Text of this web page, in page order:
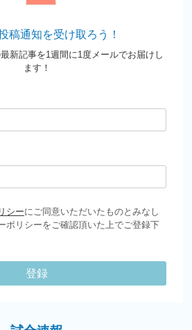
稿通知を受け取ろう！
新記事を1週間に1度メールでお届けし
ます！
シーにご同意いただいたものとみなし
ポリシーをご確認頂いた上でご登録下
登録